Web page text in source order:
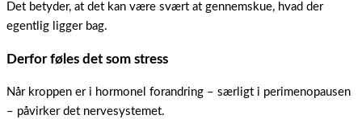
Det betyder, at det kan være svært at gennemskue, hvad der
egentlig ligger bag.
Derfor føles det som stress
Når kroppen er i hormonel forandring – særligt i perimenopausen
– påvirker det nervesystemet.